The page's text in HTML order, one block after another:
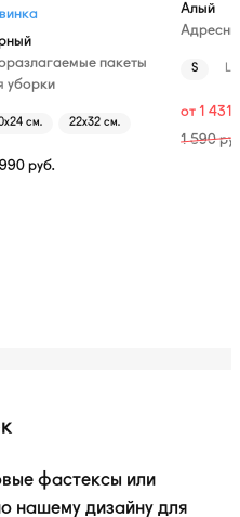
пакеты
уборки
см. 22х32 см.
990 руб.
Алый
S L
от 1 431
1 590
фастексы или
нашему дизайну для